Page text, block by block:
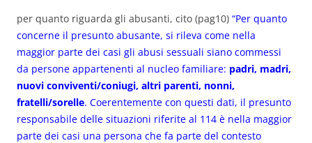
per quanto riguarda gli abusanti, cito (pag10) “Per quanto
concerne il presunto abusante, si rileva come nella
maggior parte dei casi gli abusi sessuali siano commessi
da persone appartenenti al nucleo familiare: padri, madri,
nuovi conviventi/coniugi, altri parenti, nonni,
fratelli/sorelle. Coerentemente con questi dati, il presunto
responsabile delle situazioni riferite al 114 è nella maggior
parte dei casi una persona che fa parte del contesto